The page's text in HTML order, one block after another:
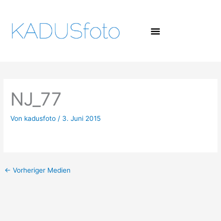
springen
NJ_77
Von kadusfoto / 3. Juni 2015
← Vorheriger Medien